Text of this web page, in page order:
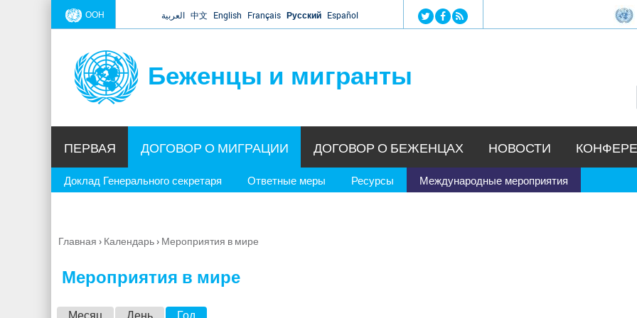
Jump to navigation
ООН العربية 中文 English Français Русский Español
Беженцы и мигранты
ПЕРВАЯ ДОГОВОР О МИГРАЦИИ
Доклад Генерального секретаря Ответные меры Ресурсы Международные мероприятия
ДОГОВОР О БЕЖЕНЦАХ НОВОСТИ
Вы
Главная › Календарь› Мероприятия в мире
Мероприятия в мире